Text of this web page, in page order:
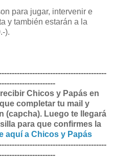
para jugar, intervenir e
y también estarán a la
).
Chicos y Papás en
completar tu mail y
(capcha). Luego te llegará
para que confirmes la
aquí a Chicos y Papás